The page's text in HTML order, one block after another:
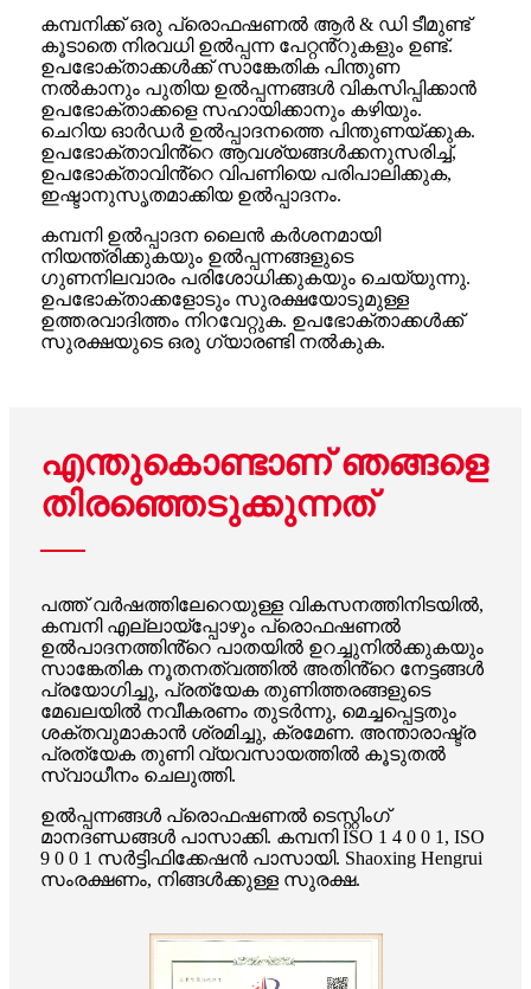
കമ്പനിക്ക് ഒരു പ്രൊഫഷണൽ ആർ & ഡി ടീമുണ്ട്
കൂടാതെ നിരവധി ഉൽപ്പന്ന പേറ്റൻ്റുകളും ഉണ്ട്.
ഉപഭോക്താക്കൾക്ക് സാങ്കേതിക പിന്തുണ
നൽകാനും പുതിയ ഉൽപ്പന്നങ്ങൾ വികസിപ്പിക്കാൻ
ഉപഭോക്താക്കളെ സഹായിക്കാനും കഴിയും.
ചെറിയ ഓർഡർ ഉൽപ്പാദനത്തെ പിന്തുണയ്ക്കുക.
ഉപഭോക്താവിൻ്റെ ആവശ്യങ്ങൾക്കനുസരിച്ച്,
ഉപഭോക്താവിൻ്റെ വിപണിയെ പരിപാലിക്കുക,
ഇഷ്ടാനുസൃതമാക്കിയ ഉൽപ്പാദനം.
കമ്പനി ഉൽപ്പാദന ലൈൻ കർശനമായി
നിയന്ത്രിക്കുകയും ഉൽപ്പന്നങ്ങളുടെ
ഗുണനിലവാരം പരിശോധിക്കുകയും ചെയ്യുന്നു.
ഉപഭോക്താക്കളോടും സുരക്ഷയോടുമുള്ള
ഉത്തരവാദിത്തം നിറവേറ്റുക. ഉപഭോക്താക്കൾക്ക്
സുരക്ഷയുടെ ഒരു ഗ്യാരണ്ടി നൽകുക.
എന്തുകൊണ്ടാണ് ഞങ്ങളെ
തിരഞ്ഞെടുക്കുന്നത്
പത്ത് വർഷത്തിലേറെയുള്ള വികസനത്തിനിടയിൽ,
കമ്പനി എല്ലായ്പ്പോഴും പ്രൊഫഷണൽ
ഉൽപാദനത്തിൻ്റെ പാതയിൽ ഉറച്ചുനിൽക്കുകയും
സാങ്കേതിക നൂതനത്വത്തിൽ അതിൻ്റെ നേട്ടങ്ങൾ
പ്രയോഗിച്ചു, പ്രത്യേക തുണിത്തരങ്ങളുടെ
മേഖലയിൽ നവീകരണം തുടർന്നു, മെച്ചപ്പെട്ടതും
ശക്തവുമാകാൻ ശ്രമിച്ചു, ക്രമേണ. അന്താരാഷ്ട്ര
പ്രത്യേക തുണി വ്യവസായത്തിൽ കൂടുതൽ
സ്വാധീനം ചെലുത്തി.
ഉൽപ്പന്നങ്ങൾ പ്രൊഫഷണൽ ടെസ്റ്റിംഗ്
മാനദണ്ഡങ്ങൾ പാസാക്കി. കമ്പനി ISO 1 4 0 0 1, ISO
9 0 0 1 സർട്ടിഫിക്കേഷൻ പാസായി. Shaoxing Hengrui
സംരക്ഷണം, നിങ്ങൾക്കുള്ള സുരക്ഷ.